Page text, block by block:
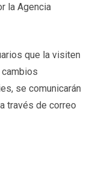
la Agencia
que la visiten
se comunicarán
través de correo